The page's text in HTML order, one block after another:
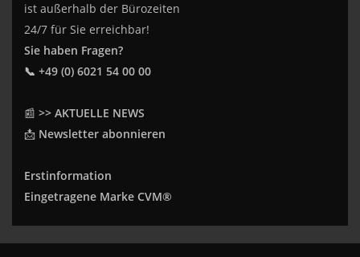
ist außerhalb der Bürozeiten
24/7 für Sie erreichbar!
Sie haben Fragen?
📞 +49 (0) 6021 54 00 00
📰 >> AKTUELLE NEWS
📩 Newsletter abonnieren
Erstinformation
Eingetragene Marke CVM®